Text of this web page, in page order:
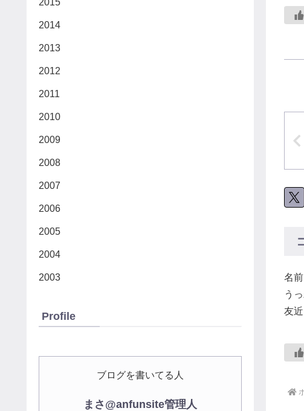
名
う
友
2015
2014
2013
2012
2011
2010
2009
2008
2007
2006
2005
2004
2003
Profile
ブログを書いてる人
まさ@anfunsite管理人